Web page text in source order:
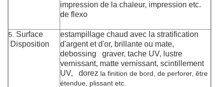
impression de la chaleur, impression etc.
de flexo
5. Surface
Disposition
estampillage chaud avec la stratification
d'argent et d'or, brillante ou mate,
debossing graver, tache UV, lustre
vernissant, matte vernissant, scintillement
UV, dorez la finition de bord, de perforer, être
étendue, plissant etc.